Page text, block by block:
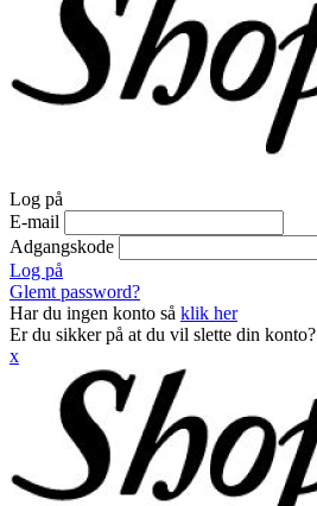
Log på
E-mail
Adgangskode
Log på
Glemt password?
Har du ingen konto så klik her
Er du sikker på at du vil slette din konto?
x